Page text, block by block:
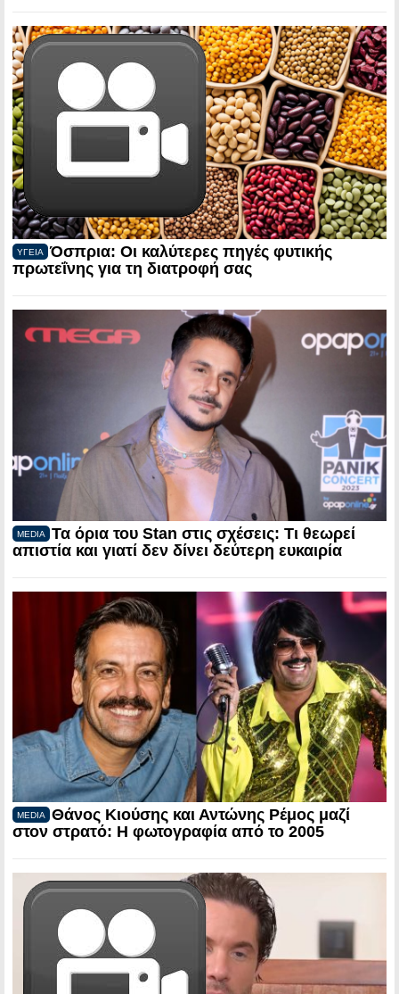
ΥΓΕΙΑ
Όσπρια: Οι καλύτερες πηγές φυτικής
πρωτεΐνης για τη διατροφή σας
MEDIA
Τα όρια του Stan στις σχέσεις: Τι θεωρεί
απιστία και γιατί δεν δίνει δεύτερη ευκαιρία
MEDIA
Θάνος Κιούσης και Αντώνης Ρέμος μαζί
στον στρατό: Η φωτογραφία από το 2005